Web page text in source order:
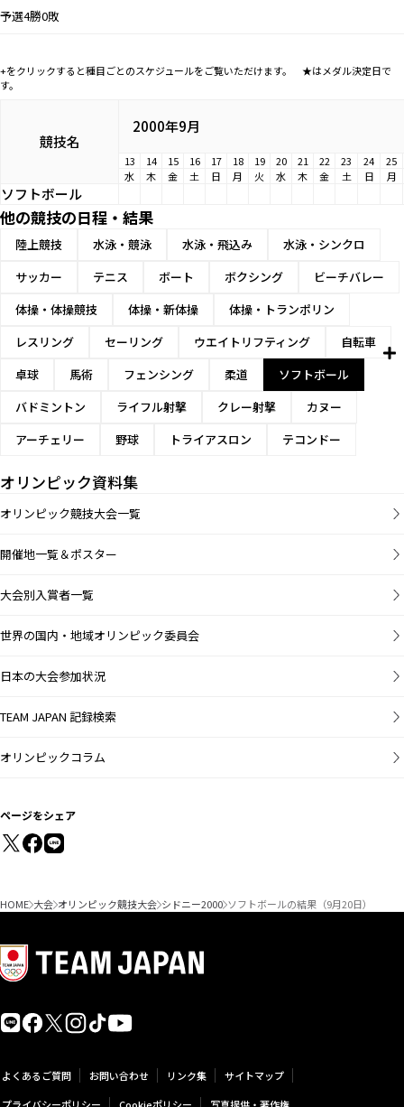
予選4勝0敗
+をクリックすると種目ごとのスケジュールをご覧いただけます。 ★はメダル決定日で
す。
競技名
2000年9月
13 14 15 16 17 18 19 20 21 22 23 24
25
水
木 金 土 日 月 火 水 木 金 土 日 月
ソフトボール
他の競技の日程・結果
陸上競技 水泳・競泳 水泳・飛込み
水泳・シンクロ
サッカー
テニス ボート ボクシング
ビーチバレー
体操・体操競技
体操・新体操
体操・トランポリン
レスリング
セーリング ウエイトリフティング
自転車
卓球
馬術 フェンシング 柔道
ソフトボール
バドミントン
ライフル射撃 クレー射撃
カヌー
アーチェリー
野球 トライアスロン テコンドー
オリンピック資料集
オリンピック競技大会一覧
開催地一覧＆ポスター
大会別入賞者一覧
世界の国内・地域オリンピック委員会
日本の大会参加状況
TEAM JAPAN 記録検索
オリンピックコラム
ページをシェア
HOME 大会 オリンピック競技大会 シドニー2000 ソフトボールの結果（9月20日）
よくあるご質問 お問い合わせ リンク集
サイトマップ
プライバシーポリシー
Cookieポリシー 写真提供・著作権